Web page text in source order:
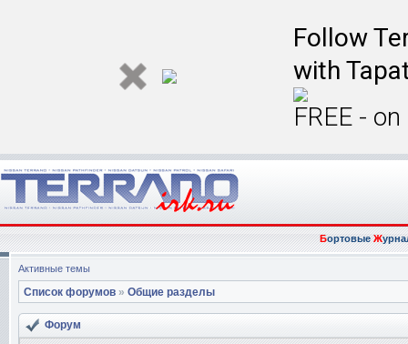
Follow
with
FREE -
БортовыеЖ
Активные темы
Список форумов » Общие разделы
Форум